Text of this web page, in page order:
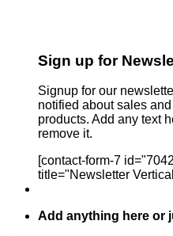
Sign up for
Signup for our
notified about sales
products. Add any text
remove it.
[contact-form-7
title="Newsletter
Add anything here or